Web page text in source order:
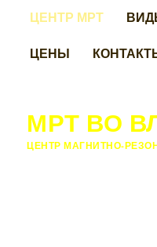
ЦЕНТР МРТ
ЦЕНЫ
МРТ ВО
ЦЕНТР МАГНИТНО-